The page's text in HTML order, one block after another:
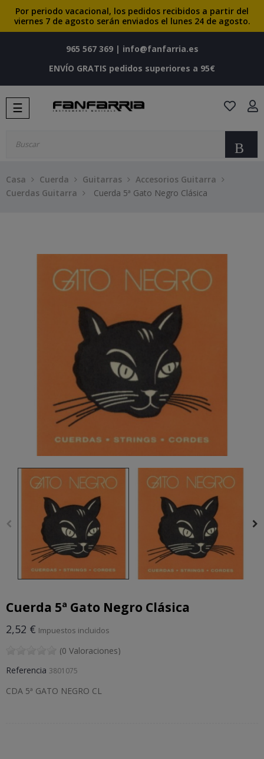
Por periodo vacacional, los pedidos recibidos a partir del
viernes 7 de agosto serán enviados el lunes 24 de agosto.
965 567 369| info@fanfarria.es
ENVÍO GRATIS pedidos superiores a 95€
Navegación
de
☰
Casa Cuerda Guitarras
Accesorios Guitarra
Cuerdas Guitarra
Cuerda 5ª Gato Negro Clásica
Cuerda 5ª Gato Negro Clásica
2,52 € Impuestos incluidos
(0 Valoraciones)
Referencia 3801075
CDA 5ª GATO NEGRO CL